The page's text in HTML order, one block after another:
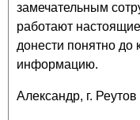
замечательным
работают
донести понятно до
информацию.
Александр, г. Реутов